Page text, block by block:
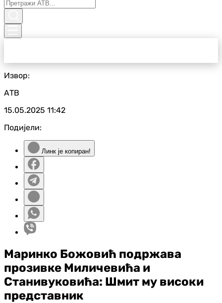
Извор:
АТВ
15.05.2025 11:42
Подијели:
Линк је копиран!
Маринко Божовић подржава
прозивке Миличевића и
Станивуковића: Шмит му високи
представник